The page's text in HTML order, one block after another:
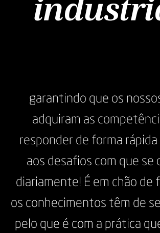
garantindo que os
adquiram as
responder de forma
aos desafios com que se
diariamente! É em chão de
os conhecimentos têm de
pelo que é com a prática